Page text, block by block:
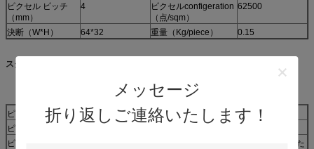
メッセージ
折り返しご連絡いたします！
ピクセル ピッチ
（mm）
4
ピクセルconfigeration
（点/sqm）
62500
決断（W*H） 64*32 重量（Kg/piece） 0.15
スクリーン変数
ピクセル ピッチ
4mm
ピクセル構成
ピクセル材料
輸入されたポリカーボネートの包装、輸入される密封された